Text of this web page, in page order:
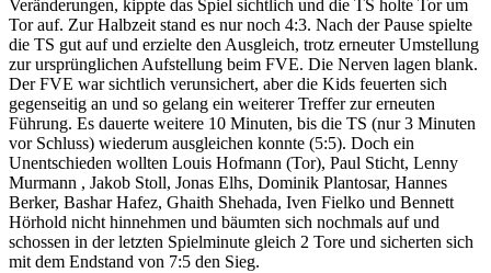
Veränderungen, kippte das Spiel sichtlich und die TS holte Tor um
Tor auf. Zur Halbzeit stand es nur noch 4:3. Nach der Pause spielte
die TS gut auf und erzielte den Ausgleich, trotz erneuter Umstellung
zur ursprünglichen Aufstellung beim FVE. Die Nerven lagen blank.
Der FVE war sichtlich verunsichert, aber die Kids feuerten sich
gegenseitig an und so gelang ein weiterer Treffer zur erneuten
Führung. Es dauerte weitere 10 Minuten, bis die TS (nur 3 Minuten
vor Schluss) wiederum ausgleichen konnte (5:5). Doch ein
Unentschieden wollten Louis Hofmann (Tor), Paul Sticht, Lenny
Murmann , Jakob Stoll, Jonas Elhs, Dominik Plantosar, Hannes
Berker, Bashar Hafez, Ghaith Shehada, Iven Fielko und Bennett
Hörhold nicht hinnehmen und bäumten sich nochmals auf und
schossen in der letzten Spielminute gleich 2 Tore und sicherten sich
mit dem Endstand von 7:5 den Sieg.